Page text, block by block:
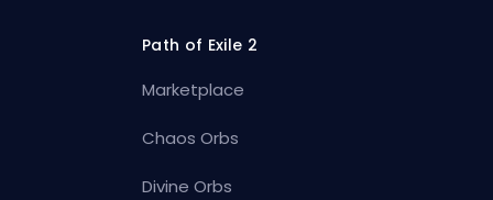
Path of Exile 2
Marketplace
Chaos Orbs
Divine Orbs